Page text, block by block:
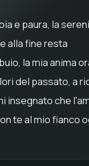
e paura, la
alla fine resta
la mia anima
del passato, a
insegnato che
te al mio fianco